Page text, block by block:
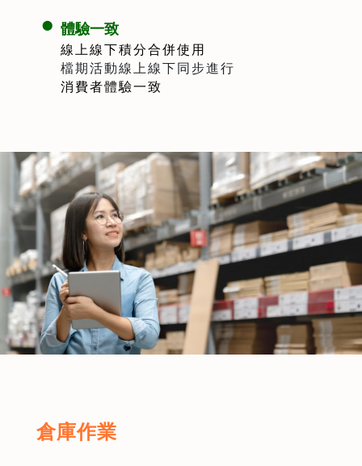
體驗一致
線上線下積分合併使用
檔期活動線上線下同步進行
消費者體驗一致
倉庫作業